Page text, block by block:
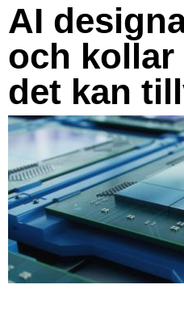
AI
och kollar
det kan